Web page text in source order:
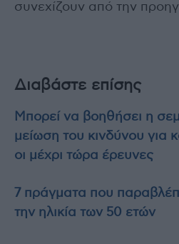
συνεχίζουν από την
Διαβάστε επίσης
Μπορεί να βοηθήσει η
μείωση του κινδύνου για
οι μέχρι τώρα έρευνες
7 πράγματα που
την ηλικία των 50 ετών